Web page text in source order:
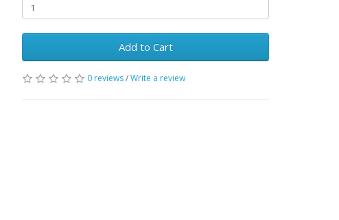
Add to Cart
0 reviews/Write a review